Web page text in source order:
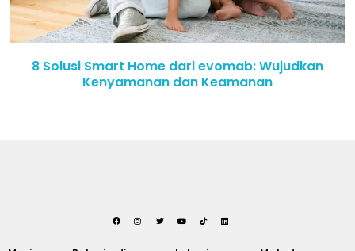
8 Solusi Smart Home dari evomab: Wujudkan
Kenyamanan dan Keamanan